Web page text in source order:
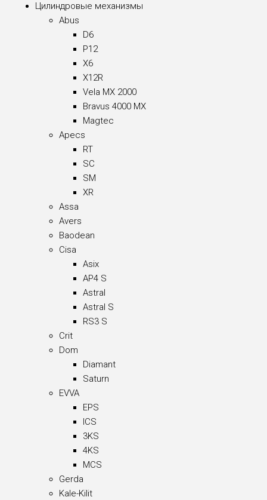
Цилиндровые механизмы
Abus
D6
P12
X6
X12R
Vela MX 2000
Bravus 4000 MX
Magtec
Apecs
RT
SC
SM
XR
Assa
Avers
Baodean
Cisa
Asix
AP4 S
Astral
Astral S
RS3 S
Crit
Dom
Diamant
Saturn
EVVA
EPS
ICS
3KS
4KS
MCS
Gerda
Kale-Kilit